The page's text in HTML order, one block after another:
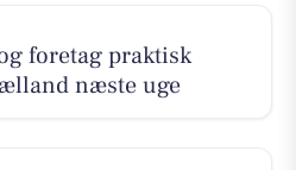
foretag praktisk
næste uge